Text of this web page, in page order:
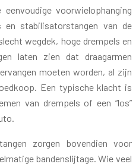
voorwielophanging
en stabilisatorstangen van de
wegdek, hoge drempels en
laten zien dat draagarmen
moeten worden, al zijn
Een typische klacht is
van drempels of een “los”
zorgen bovendien voor
bandenslijtage. Wie veel